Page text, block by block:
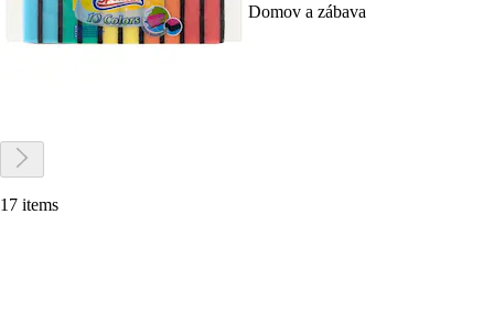
Domov a zábava
17 items